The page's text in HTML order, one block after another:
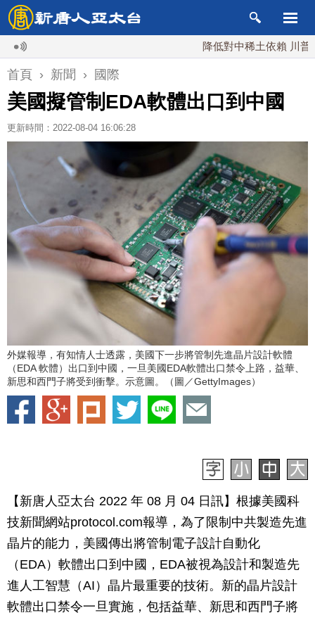
降低對中稀土依賴 川普宣布礦
首頁 › 新聞 › 國際
美國擬管制EDA軟體出口到中國
更新時間：2022-08-04 16:06:28
外媒報導，有知情人士透露，美國下一步將管制先進晶片設計軟體
（EDA 軟體）出口到中國，一旦美國EDA軟體出口禁令上路，益華、
新思和西門子將受到衝擊。示意圖。（圖／GettyImages）
【新唐人亞太台 2022 年 08 月 04 日訊】 根據美國科
技新聞網站protocol.com報導，為了限制中共製造先進
晶片的能力，美國傳出將管制電子設計自動化
（EDA）軟體出口到中國，EDA被視為設計和製造先
進人工智慧（AI）晶片最重要的技術。新的晶片設計
軟體出口禁令一旦實施，包括益華、新思和西門子將